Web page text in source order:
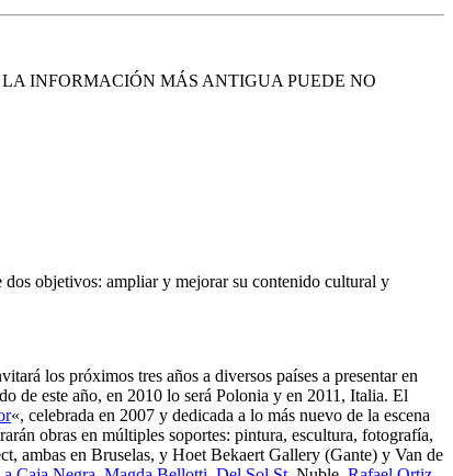
INFORMACIÓN MÁS ANTIGUA PUEDE NO
objetivos: ampliar y mejorar su contenido cultural y
los próximos tres años a diversos países a presentar en
de este año, en 2010 lo será Polonia y en 2011, Italia. El
«, celebrada en 2007 y dedicada a lo más nuevo de la escena
obras en múltiples soportes: pintura, escultura, fotografía,
ambas en Bruselas, y Hoet Bekaert Gallery (Gante) y Van de